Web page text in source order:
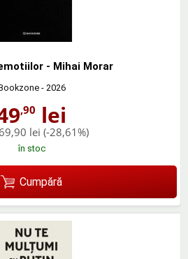
- Mihai Morar
- 2026
,90 lei
69,90 lei (-28,61%)
în stoc
Cumpără